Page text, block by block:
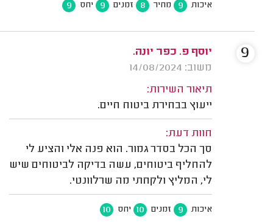
איכות 9 מחיר 8 זמנים 9 יחס 9
יוסף פ. כפר יונה.
משוב: 14/08/2024
תיאור השירות:
ייעוץ בבחירת ביטוח חיים.
חוות דעת:
סך הכל בסדר גמור. הוא פנה אלי והציע לי
להחליף ביטוחים, עשה בדיקה לביטוחים שיש
לי, המליץ ולקחתי מה שרלוונטי.
איכות 9 זמנים 10 יחס 10
9